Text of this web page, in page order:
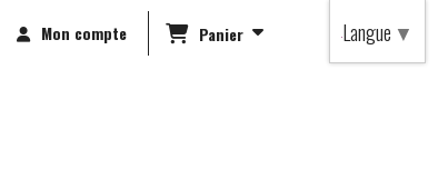
Mon compte Panier Langue ▼